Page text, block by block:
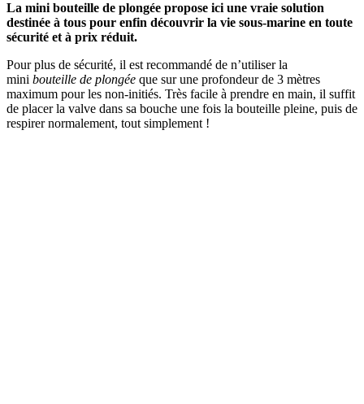
La mini bouteille de plongée propose ici une vraie solution
destinée à tous pour enfin découvrir la vie sous-marine en toute
sécurité et à prix réduit.
Pour plus de sécurité, il est recommandé de n’utiliser la
mini bouteille de plongée que sur une profondeur de 3 mètres
maximum pour les non-initiés. Très facile à prendre en main, il suffit
de placer la valve dans sa bouche une fois la bouteille pleine, puis de
respirer normalement, tout simplement !